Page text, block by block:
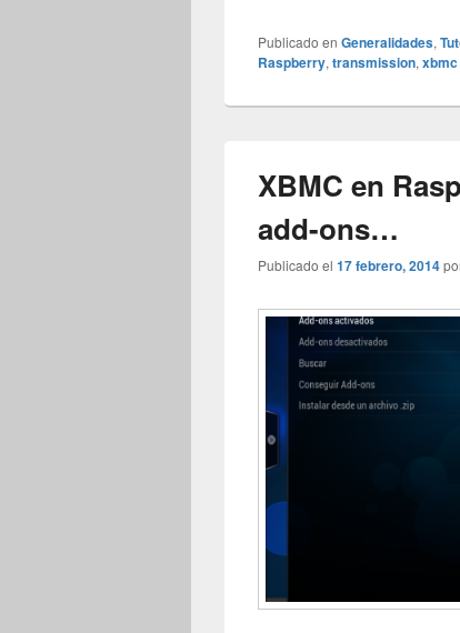
Publicado en Generalidades,
Raspberry, transmission, xbmc
XBMC en
add-ons…
Publicado el 17 febrero, 2014